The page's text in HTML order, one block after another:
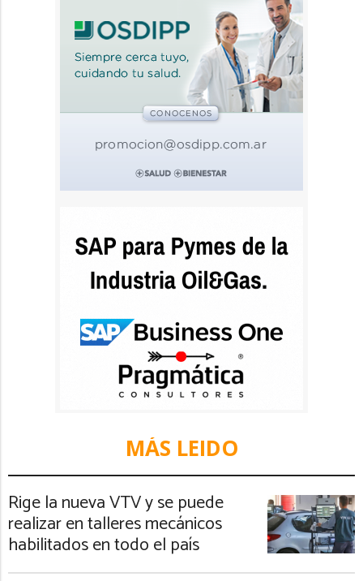
MÁS LEIDO
Rige la nueva VTV y se puede
realizar en talleres mecánicos
habilitados en todo el país